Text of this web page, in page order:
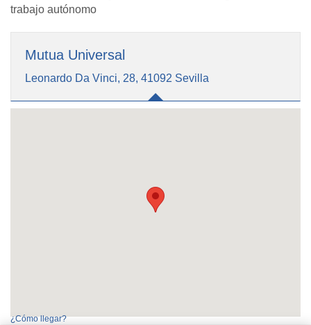
trabajo autónomo
Mutua Universal
Leonardo Da Vinci, 28, 41092 Sevilla
¿Cómo llegar?